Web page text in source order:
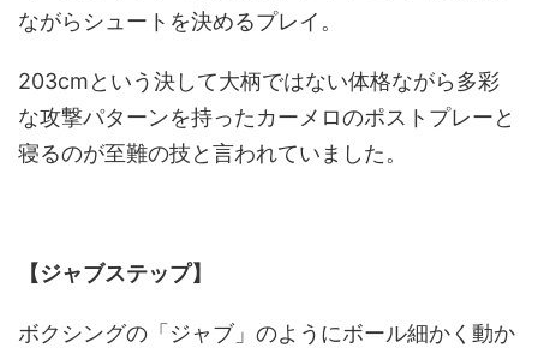
ながらシュートを決めるプレイ。
203cmという決して大柄ではない体格ながら多彩
な攻撃パターンを持ったカーメロのポストプレーと
寝るのが至難の技と言われていました。
【ジャブステップ】
ボクシングの「ジャブ」のようにボール細かく動か